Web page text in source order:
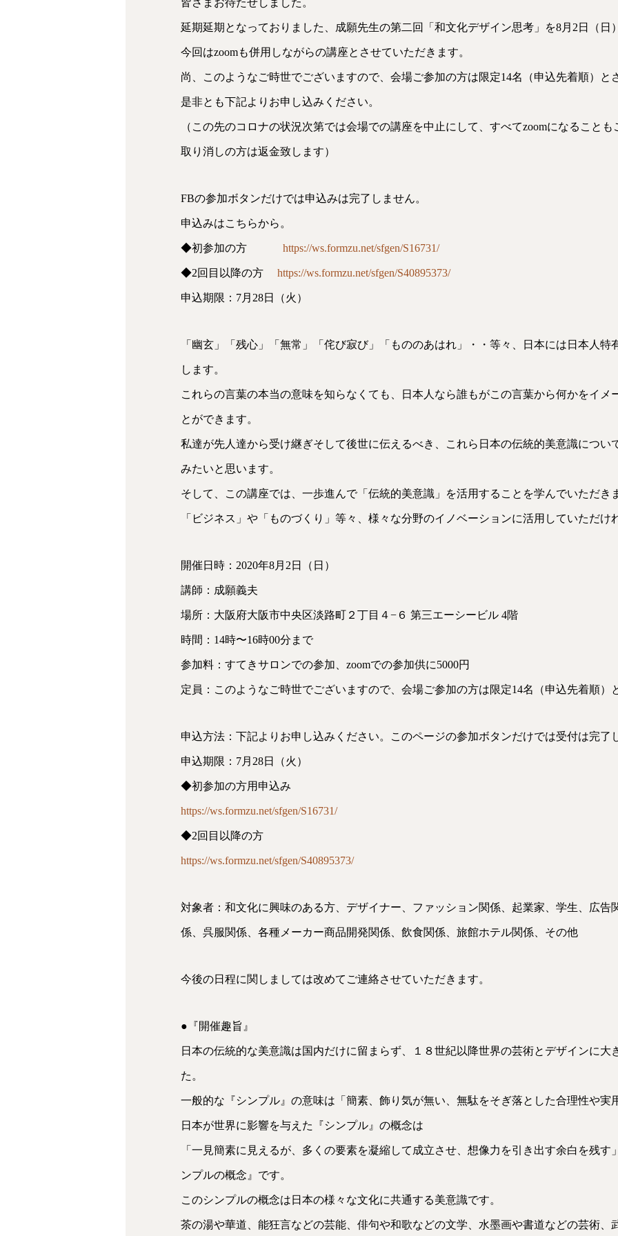
皆さまお待たせしました。
延期延期となっておりました、成願先生の第二回「和文化デザイン思考」を8月2日（日
今回はzoomも併用しながらの講座とさせていただきます。
尚、このようなご時世でございますので、会場ご参加の方は限定14名（申込先着順）と
是非とも下記よりお申し込みください。
（この先のコロナの状況次第では会場での講座を中止にして、すべてzoomになること
取り消しの方は返金致します）
FBの参加ボタンだけでは申込みは完了しません。
申込みはこちらから。
◆初参加の方 https://ws.formzu.net/sfgen/S16731/
◆2回目以降の方 https://ws.formzu.net/sfgen/S40895373/
申込期限：7月28日（火）
「幽玄」「残心」「無常」「侘び寂び」「もののあはれ」・・等々、日本には日本人特
します。
これらの言葉の本当の意味を知らなくても、日本人なら誰もがこの言葉から何かをイメ
とができます。
私達が先人達から受け継ぎそして後世に伝えるべき、これら日本の伝統的美意識につい
みたいと思います。
そして、この講座では、一歩進んで「伝統的美意識」を活用することを学んでいただき
「ビジネス」や「ものづくり」等々、様々な分野のイノベーションに活用していただけ
開催日時：2020年8月2日（日）
講師：成願義夫
場所：大阪府大阪市中央区淡路町２丁目４−６ 第三エーシービル 4階
時間：14時〜16時00分まで
参加料：すてきサロンでの参加、zoomでの参加供に5000円
定員：このようなご時世でございますので、会場ご参加の方は限定14名（申込先着順）
申込方法：下記よりお申し込みください。このページの参加ボタンだけでは受付は完了
申込期限：7月28日（火）
◆初参加の方用申込み
https://ws.formzu.net/sfgen/S16731/
◆2回目以降の方
https://ws.formzu.net/sfgen/S40895373/
対象者：和文化に興味のある方、デザイナー、ファッション関係、起業家、学生、広告
係、呉服関係、各種メーカー商品開発関係、飲食関係、旅館ホテル関係、その他
今後の日程に関しましては改めてご連絡させていただきます。
●『開催趣旨』
日本の伝統的な美意識は国内だけに留まらず、１８世紀以降世界の芸術とデザインに大
た。
一般的な『シンプル』の意味は「簡素、飾り気が無い、無駄をそぎ落とした合理性や実
日本が世界に影響を与えた『シンプル』の概念は
「一見簡素に見えるが、多くの要素を凝縮して成立させ、想像力を引き出す余白を残す
ンプルの概念』です。
このシンプルの概念は日本の様々な文化に共通する美意識です。
茶の湯や華道、能狂言などの芸能、俳句や和歌などの文学、水墨画や書道などの芸術、